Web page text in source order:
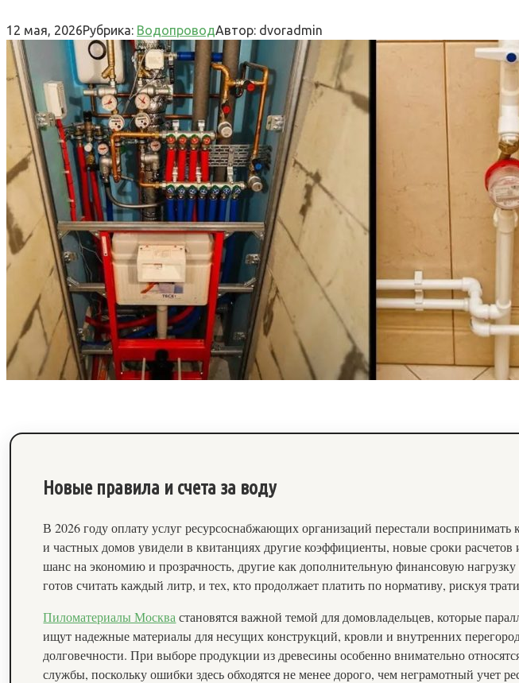
12 мая, 2026Рубрика: ВодопроводАвтор: dvoradmin
Новые правила и счета за воду
В 2026 году оплату услуг ресурсоснабжающих организаций перестали
и частных домов увидели в квитанциях другие коэффициенты, новые сроки
шанс на экономию и прозрачность, другие как дополнительную финансовую
готов считать каждый литр, и тех, кто продолжает платить по нормативу, рискуя
Пиломатериалы Москва становятся важной темой для домовладельцев, которые
ищут надежные материалы для несущих конструкций, кровли и внутренних
долговечности. При выборе продукции из древесины особенно внимательно
службы, поскольку ошибки здесь обходятся не менее дорого, чем неграмотный учет